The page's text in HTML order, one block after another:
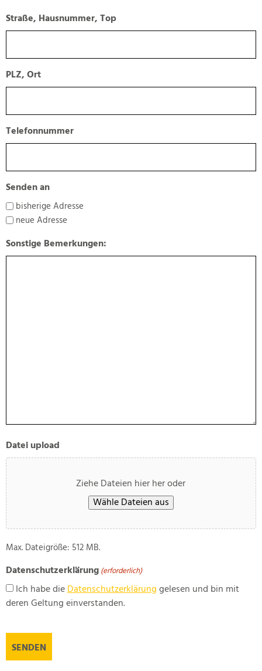
Straße, Hausnummer, Top
PLZ, Ort
Telefonnummer
Senden an
bisherige Adresse
neue Adresse
Sonstige Bemerkungen:
Datei upload
Ziehe Dateien hier her oder
Wähle Dateien aus
Max. Dateigröße: 512 MB.
Datenschutzerklärung(erforderlich)
Ich habe dieDatenschutzerklärunggelesen und bin mit
deren Geltung einverstanden.